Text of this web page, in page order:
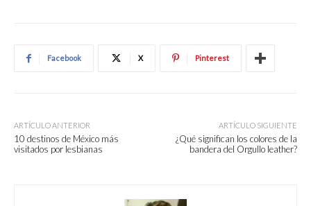
Facebook X Pinterest
ARTÍCULO ANTERIOR
10 destinos de México más
visitados por lesbianas
ARTÍCULO SIGUIENTE
¿Qué significan los colores de la
bandera del Orgullo leather?